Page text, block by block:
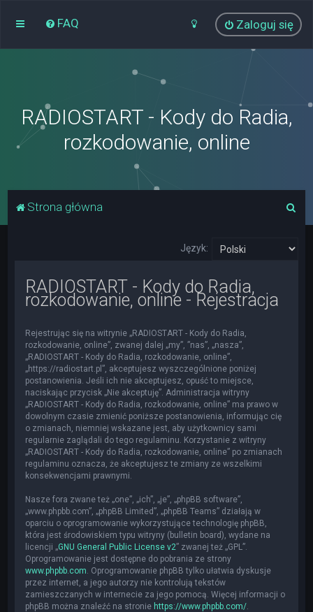
FAQ Zaloguj się
RADIOSTART - Kody do Radia,
rozkodowanie, online
Strona główna
Język:
RADIOSTART - Kody do Radia,
rozkodowanie, online - Rejestracja
Rejestrując się na witrynie „RADIOSTART - Kody do Radia,
rozkodowanie, online”, zwanej dalej „my”, ”nas”, „nasza”,
„RADIOSTART - Kody do Radia, rozkodowanie, online”,
„https://radiostart.pl”, akceptujesz wyszczególnione poniżej
postanowienia. Jeśli ich nie akceptujesz, opuść to miejsce,
naciskając przycisk „Nie akceptuję”. Administracja witryny
„RADIOSTART - Kody do Radia, rozkodowanie, online” ma prawo w
dowolnym czasie zmienić poniższe postanowienia, informując cię
o zmianach, niemniej wskazane jest, aby użytkownicy sami
regularnie zaglądali do tego regulaminu. Korzystanie z witryny
„RADIOSTART - Kody do Radia, rozkodowanie, online” po zmianach
regulaminu oznacza, że akceptujesz te zmiany ze wszelkimi
konsekwencjami prawnymi.
Nasze fora zwane też „one”, „ich”, „je”, „phpBB software”,
„www.phpbb.com”, „phpBB Limited”, „phpBB Teams” działają w
oparciu o oprogramowanie wykorzystujące technologię phpBB,
która jest środowiskiem typu witryny (bulletin board), wydane na
licencji „GNU General Public License v2” zwanej też „GPL”.
Oprogramowanie jest dostępne do pobrania ze strony
www.phpbb.com . Oprogramowanie phpBB tylko ułatwia dyskusje
przez internet, a jego autorzy nie kontrolują tekstów
zamieszczanych w internecie za jego pomocą. Więcej informacji o
phpBB można znaleźć na stronie https://www.phpbb.com/